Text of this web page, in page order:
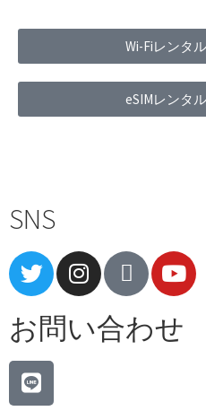
Wi-Fiレンタ
eSIMレンタ
SNS
お問い合わせ